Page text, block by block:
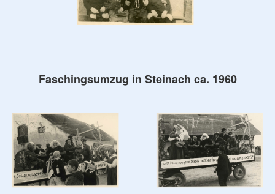
Faschingsumzug in Steinach ca. 1960